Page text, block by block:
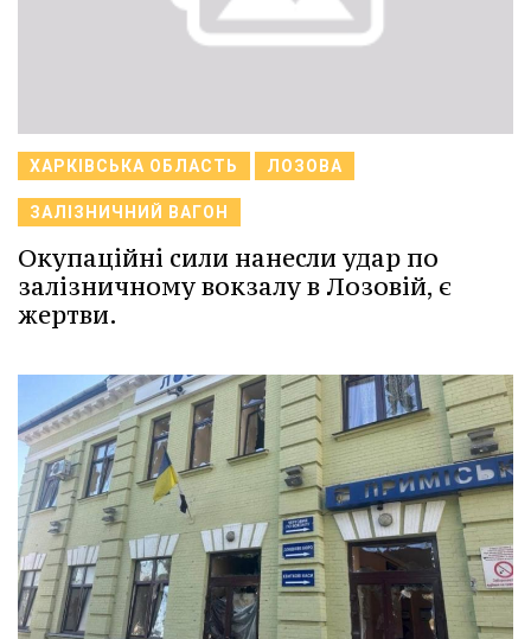
ХАРКІВСЬКА ОБЛАСТЬ ЛОЗОВА
ЗАЛІЗНИЧНИЙ ВАГОН
Окупаційні сили нанесли удар по
залізничному вокзалу в Лозовій, є
жертви.